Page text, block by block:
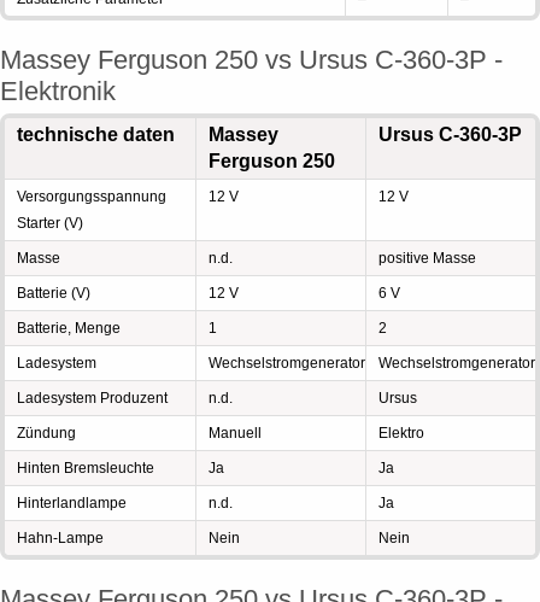
Massey Ferguson 250 vs Ursus C-360-3P -
Elektronik
technische daten
Massey
Ferguson 250
Ursus C-360-3P
Versorgungsspannung
Starter (V)
12 V 12 V
Masse n.d. positive Masse
Batterie (V) 12 V 6 V
Batterie, Menge 1 2
Ladesystem Wechselstromgenerator Wechselstromgenerator
Ladesystem Produzent n.d. Ursus
Zündung Manuell Elektro
Hinten Bremsleuchte Ja Ja
Hinterlandlampe n.d. Ja
Hahn-Lampe Nein Nein